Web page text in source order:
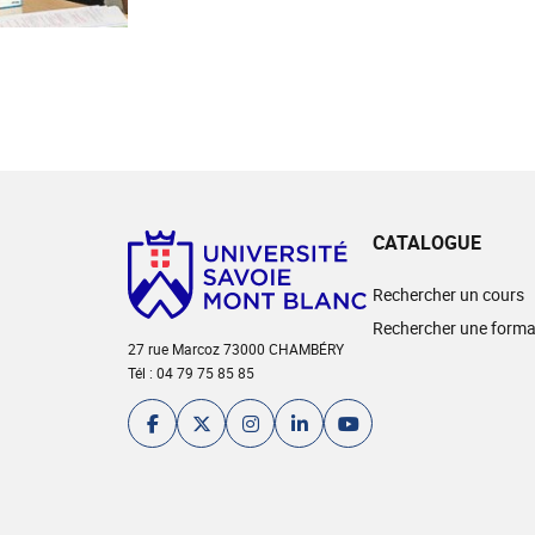
27 rue Marcoz 73000 CHAMBÉRY
Tél : 04 79 75 85 85
CATALOGUE
Rechercher un cours
Rechercher une